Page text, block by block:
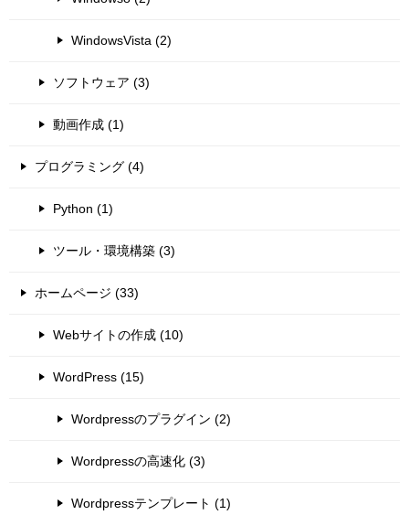
WindowsVista (2)
ソフトウェア (3)
動画作成 (1)
プログラミング (4)
Python (1)
ツール・環境構築 (3)
ホームページ (33)
Webサイトの作成 (10)
WordPress (15)
Wordpressのプラグイン (2)
Wordpressの高速化 (3)
Wordpressテンプレート (1)